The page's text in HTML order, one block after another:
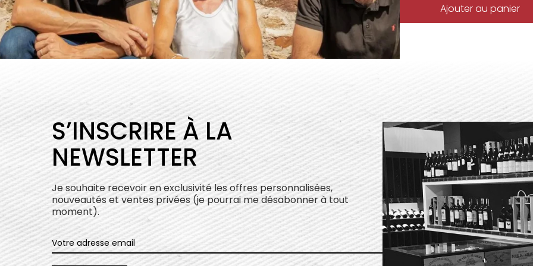
Ajouter au panier
S’INSCRIRE À LA
NEWSLETTER
Je souhaite recevoir en exclusivité les offres personnalisées,
nouveautés et ventes privées (je pourrai me désabonner à tout
moment).